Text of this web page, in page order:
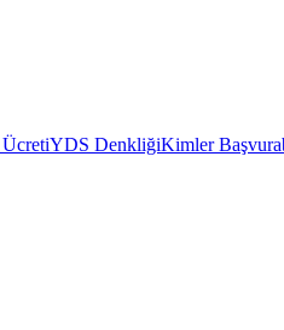
ÜcretiYDS DenkliğiKimler